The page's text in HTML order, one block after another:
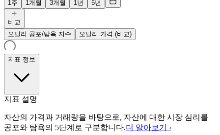
1주 1개월 3개월 1년 5년
비교
오덜리 공포/탐욕 지수
오덜리 가격 (비교)
지표 정보
지표 설명
자산의 가격과 거래량을 바탕으로, 자산에 대한 시장 심리를
공포와 탐욕의 5단계로 구분합니다.더 알아보기 ›